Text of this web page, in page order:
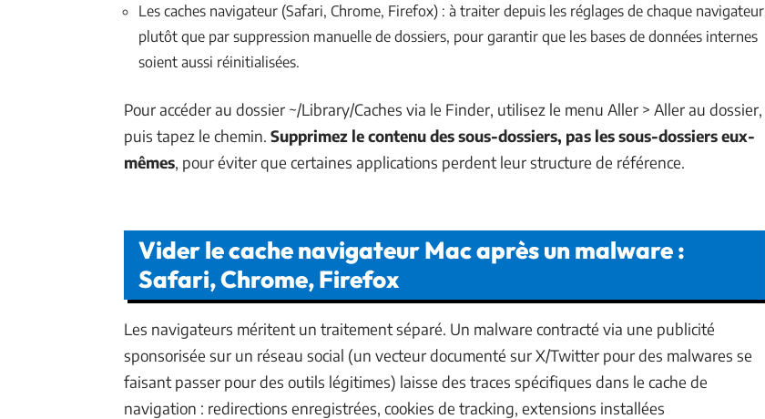
Les caches navigateur (Safari, Chrome, Firefox) : à traiter depuis les réglages de chaque navigateur
plutôt que par suppression manuelle de dossiers, pour garantir que les bases de données internes
soient aussi réinitialisées.
Pour accéder au dossier ~/Library/Caches via le Finder, utilisez le menu Aller > Aller au dossier,
puis tapez le chemin. Supprimez le contenu des sous-dossiers, pas les sous-dossiers eux-
mêmes, pour éviter que certaines applications perdent leur structure de référence.
Vider le cache navigateur Mac après un malware :
Safari, Chrome, Firefox
Les navigateurs méritent un traitement séparé. Un malware contracté via une publicité
sponsorisée sur un réseau social (un vecteur documenté sur X/Twitter pour des malwares se
faisant passer pour des outils légitimes) laisse des traces spécifiques dans le cache de
navigation : redirections enregistrées, cookies de tracking, extensions installées